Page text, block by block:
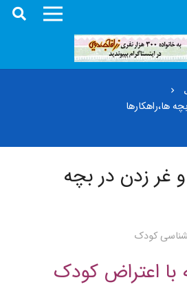
chevron_right
ها،راهکارها
غر زدن در بچه
کودک
با اعتراض کودک